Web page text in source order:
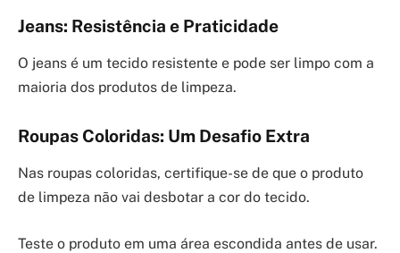
Jeans: Resistência e Praticidade
O jeans é um tecido resistente e pode ser limpo com a
maioria dos produtos de limpeza.
Roupas Coloridas: Um Desafio Extra
Nas roupas coloridas, certifique-se de que o produto
de limpeza não vai desbotar a cor do tecido.
Teste o produto em uma área escondida antes de usar.